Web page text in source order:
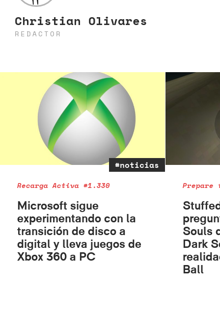
Christian Olivares
REDACTOR
#noticias
Recarga Activa #1.330
Microsoft sigue
experimentando con la
transición de disco a
digital y lleva juegos de
Xbox 360 a PC
Souls
Dark
Ball